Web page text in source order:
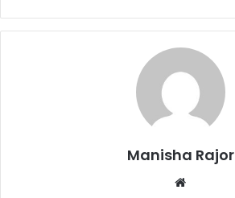
Manisha Rajor